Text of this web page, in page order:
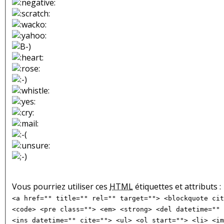
Vous pourriez utiliser ces HTMLétiquettes et attributs :
<a href="" title="" rel="" target=""> <blockquote
<code> <pre class=""> <em> <strong> <del
<ins datetime="" cite=""> <ul> <ol start=""> <li>